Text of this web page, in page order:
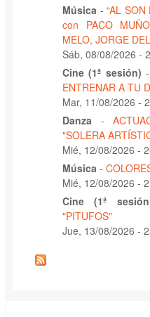
Música - “AL
con PACO
MELO, JORGE
Sáb, 08/08/2026 -
Cine (1ª sesión) -
ENTRENAR A TU
Mar, 11/08/2026 -
Danza
-
"SOLERA
Mié, 12/08/2026 -
Música -
Mié, 12/08/2026 -
Cine (1ª
"PITUFOS"
Jue, 13/08/2026 -